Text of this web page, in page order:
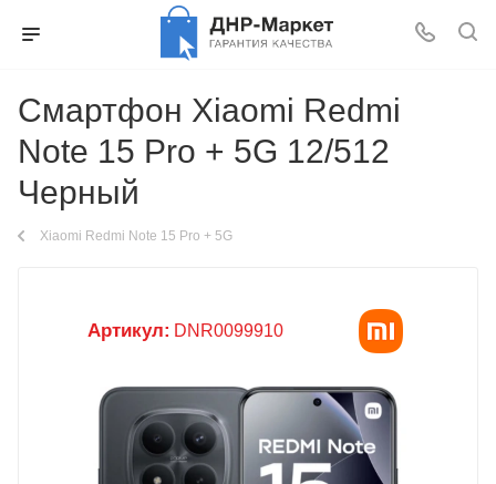
Смартфон Xiaomi Redmi
Note 15 Pro + 5G 12/512
Черный
Xiaomi Redmi Note 15 Pro + 5G
Артикул: DNR0099910